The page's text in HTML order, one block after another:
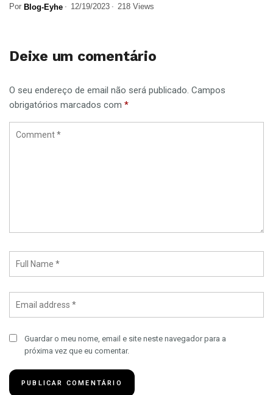
Por Blog-Eyhe 12/19/2023 218 Views
Deixe um comentário
O seu endereço de email não será publicado. Campos
obrigatórios marcados com *
Guardar o meu nome, email e site neste navegador para a
próxima vez que eu comentar.